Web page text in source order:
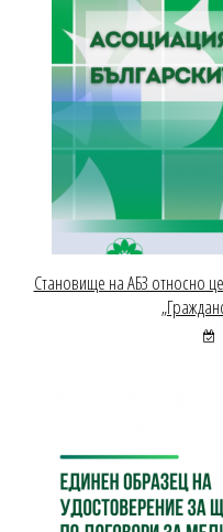
Становище на АБЗ относно